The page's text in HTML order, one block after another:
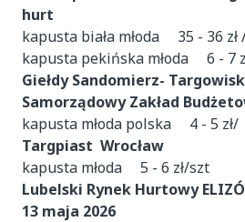
hurt
kapusta biała młoda 35 - 36 zł
kapusta pekińska młoda 6 - 7
Giełdy Sandomierz-
Samorządowy Zakład
kapusta młoda polska 4 - 5
Targpiast Wrocław
kapusta młoda 5 - 6 zł/szt
Lubelski Rynek Hurtowy
13 maja 2026